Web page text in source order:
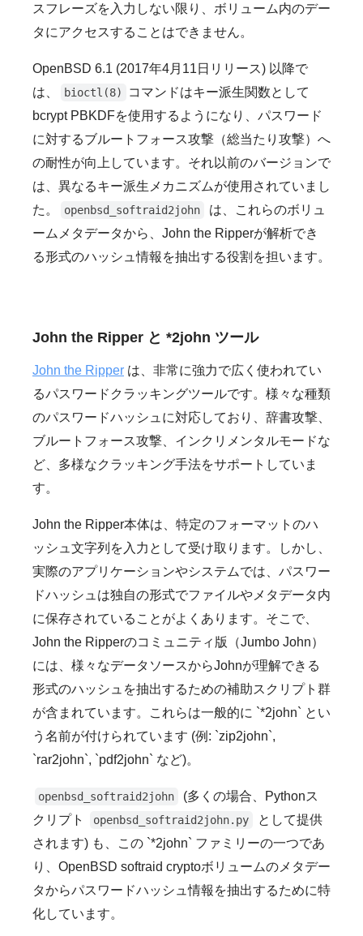
スフレーズを入力しない限り、ボリューム内のデー
タにアクセスすることはできません。
OpenBSD 6.1 (2017年4月11日リリース) 以降で
は、
bioctl(8)
コマンドはキー派生関数として
bcrypt PBKDFを使用するようになり、パスワード
に対するブルートフォース攻撃（総当たり攻撃）へ
の耐性が向上しています。それ以前のバージョンで
は、異なるキー派生メカニズムが使用されていまし
た。
openbsd_softraid2john
は、これらのボリュ
ームメタデータから、John the Ripperが解析でき
る形式のハッシュ情報を抽出する役割を担います。
John the Ripper と *2john ツール
John the Ripper は、非常に強力で広く使われてい
るパスワードクラッキングツールです。様々な種類
のパスワードハッシュに対応しており、辞書攻撃、
ブルートフォース攻撃、インクリメンタルモードな
ど、多様なクラッキング手法をサポートしていま
す。
John the Ripper本体は、特定のフォーマットのハ
ッシュ文字列を入力として受け取ります。しかし、
実際のアプリケーションやシステムでは、パスワー
ドハッシュは独自の形式でファイルやメタデータ内
に保存されていることがよくあります。そこで、
John the Ripperのコミュニティ版（Jumbo John）
には、様々なデータソースからJohnが理解できる
形式のハッシュを抽出するための補助スクリプト群
が含まれています。これらは一般的に `*2john` とい
う名前が付けられています (例: `zip2john`,
`rar2john`, `pdf2john` など)。
openbsd_softraid2john
(多くの場合、Pythonス
クリプト
openbsd_softraid2john.py
として提供
されます) も、この `*2john` ファミリーの一つであ
り、OpenBSD softraid cryptoボリュームのメタデー
タからパスワードハッシュ情報を抽出するために特
化しています。